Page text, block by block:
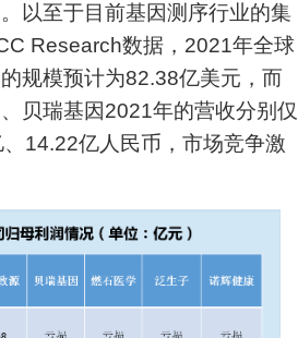
以至于目前基因测序行业的集
Research数据，2021年全球
规模预计为82.38亿美元，而
贝瑞基因2021年的营收分别仅
14.22亿人民币，市场竞争激